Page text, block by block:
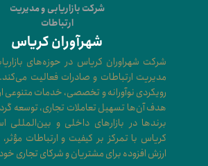
شرکت شهراوران کریاس در حوزه‌های
مدیریت ارتباطات و صادرات فعالیت
رویکردی نوآورانه و تخصصی، خدمات متنوعی
هدف آن‌ها تسهیل تعاملات تجاری، توسعه
برندها در بازارهای داخلی و بین‌المللی
کریاس با تمرکز بر کیفیت و ارتباطات مؤثر،
ارزش افزوده برای مشتریان و شرکای تجاری
شهرآوران کریاس
شرکت بازاریابی و مدیریت
ارتباطات